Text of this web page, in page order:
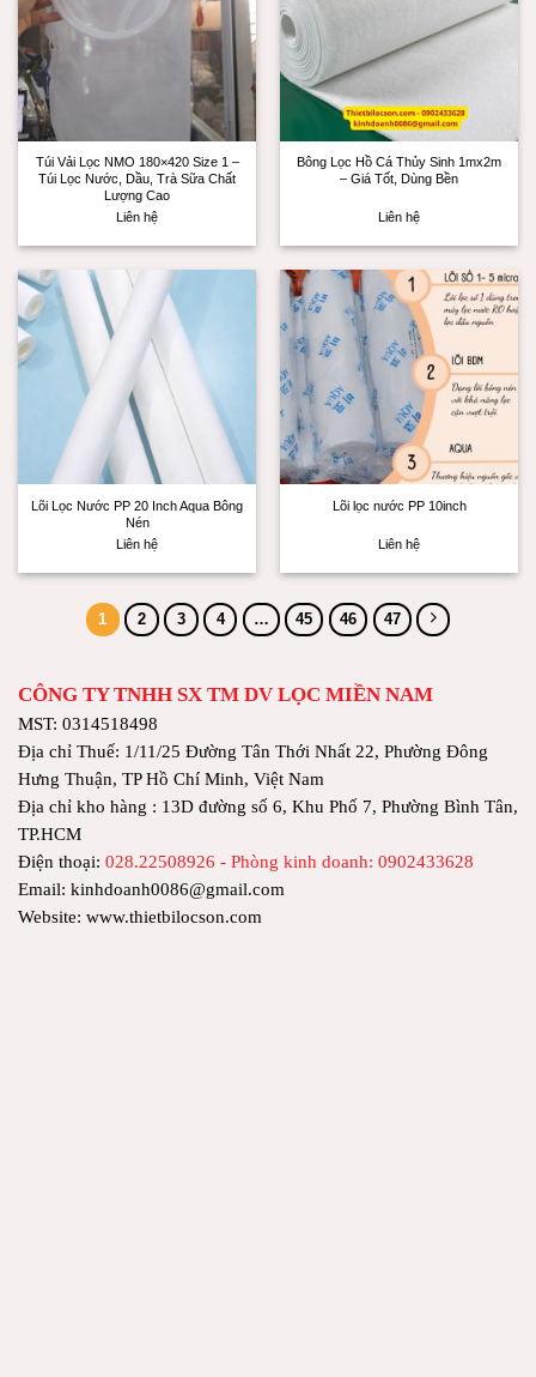
Túi Vải Lọc NMO 180×420 Size 1 –
Túi Lọc Nước, Dầu, Trà Sữa Chất
Lượng Cao
Liên hệ
Bông Lọc Hồ Cá Thủy Sinh 1mx2m
– Giá Tốt, Dùng Bền
Liên hệ
Lõi Lọc Nước PP 20 Inch Aqua Bông
Nén
Liên hệ
Lõi lọc nước PP 10inch
Liên hệ
1 2 3 4 … 45 46 47
CÔNG TY TNHH SX TM DV LỌC MIỀN NAM
MST: 0314518498
Địa chỉ Thuế: 1/11/25 Đường Tân Thới Nhất 22, Phường Đông
Hưng Thuận, TP Hồ Chí Minh, Việt Nam
Địa chỉ kho hàng : 13D đường số 6, Khu Phố 7, Phường Bình Tân,
TP.HCM
Điện thoại: 028.22508926 - Phòng kinh doanh: 0902433628
Email: kinhdoanh0086@gmail.com
Website: www.thietbilocson.com